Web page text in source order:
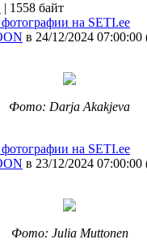
| 1558 байт
на SETI.ee
в 24/12/2024 07:00:00
Фото: Darja Akakjeva
на SETI.ee
в 23/12/2024 07:00:00
Фото: Julia Muttonen